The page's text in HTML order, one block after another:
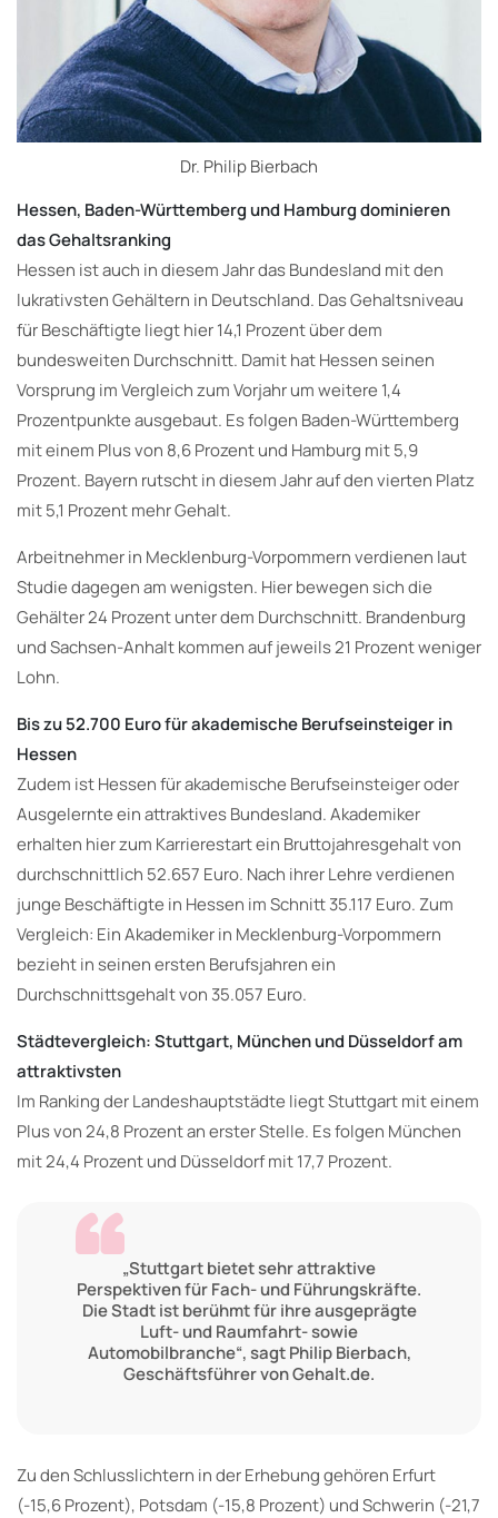
Dr. Philip Bierbach
Hessen, Baden-Württemberg und Hamburg dominieren
das Gehaltsranking
Hessen ist auch in diesem Jahr das Bundesland mit den
lukrativsten Gehältern in Deutschland. Das Gehaltsniveau
für Beschäftigte liegt hier 14,1 Prozent über dem
bundesweiten Durchschnitt. Damit hat Hessen seinen
Vorsprung im Vergleich zum Vorjahr um weitere 1,4
Prozentpunkte ausgebaut. Es folgen Baden-Württemberg
mit einem Plus von 8,6 Prozent und Hamburg mit 5,9
Prozent. Bayern rutscht in diesem Jahr auf den vierten Platz
mit 5,1 Prozent mehr Gehalt.
Arbeitnehmer in Mecklenburg-Vorpommern verdienen laut
Studie dagegen am wenigsten. Hier bewegen sich die
Gehälter 24 Prozent unter dem Durchschnitt. Brandenburg
und Sachsen-Anhalt kommen auf jeweils 21 Prozent weniger
Lohn.
Bis zu 52.700 Euro für akademische Berufseinsteiger in
Hessen
Zudem ist Hessen für akademische Berufseinsteiger oder
Ausgelernte ein attraktives Bundesland. Akademiker
erhalten hier zum Karrierestart ein Bruttojahresgehalt von
durchschnittlich 52.657 Euro. Nach ihrer Lehre verdienen
junge Beschäftigte in Hessen im Schnitt 35.117 Euro. Zum
Vergleich: Ein Akademiker in Mecklenburg-Vorpommern
bezieht in seinen ersten Berufsjahren ein
Durchschnittsgehalt von 35.057 Euro.
Städtevergleich: Stuttgart, München und Düsseldorf am
attraktivsten
Im Ranking der Landeshauptstädte liegt Stuttgart mit einem
Plus von 24,8 Prozent an erster Stelle. Es folgen München
mit 24,4 Prozent und Düsseldorf mit 17,7 Prozent.
„Stuttgart bietet sehr attraktive
Perspektiven für Fach- und Führungskräfte.
Die Stadt ist berühmt für ihre ausgeprägte
Luft- und Raumfahrt- sowie
Automobilbranche“, sagt Philip Bierbach,
Geschäftsführer von Gehalt.de.
Zu den Schlusslichtern in der Erhebung gehören Erfurt
(-15,6 Prozent), Potsdam (-15,8 Prozent) und Schwerin (-21,7